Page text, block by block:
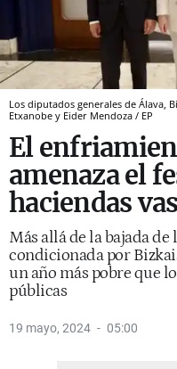
Los diputados generales de Álava,
Etxanobe y Eider Mendoza / EP
El
amenaza el
haciendas
Más allá de la bajada
condicionada por
un año más pobre que
públicas
19 mayo, 2024 05:00